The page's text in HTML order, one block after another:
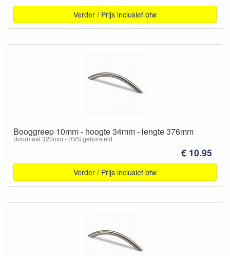
Verder / Prijs inclusief btw
Booggreep 10mm - hoogte 34mm - lengte 376mm
Boormaat 320mm - RVS geborsteld
€ 10.95
Verder / Prijs inclusief btw